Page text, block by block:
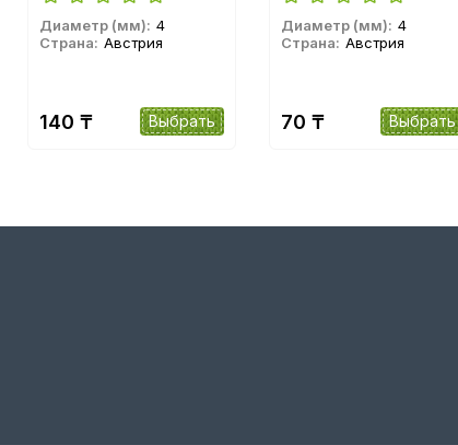
Диаметр (мм): 4
Страна: Австрия
140 ₸ Выбрать
Диаметр (мм): 4
Страна: Австрия
70 ₸ Выбрать